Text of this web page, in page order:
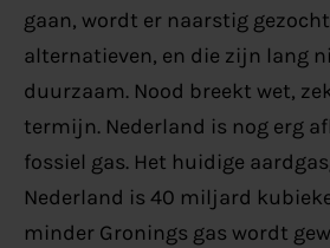
gaan, wordt er naarstig
alternatieven, en die zijn lang
duurzaam. Nood breekt wet,
termijn. Nederland is nog erg
fossiel gas. Het huidige
Nederland is 40 miljard
minder Gronings gas wordt